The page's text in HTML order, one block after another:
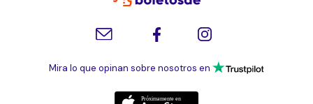
Mira lo que opinan sobre nosotros en